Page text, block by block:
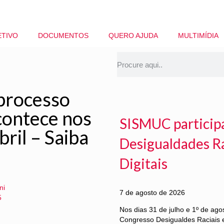
DOCUMENTOS QUERO AJUDA MULTIMÍDIA
nos
– Saiba
SISMUC
Desigualdades
Digitais
7 de agosto de 2026
Nos dias 31 de julho e 1º de
Congresso Desigualdes Raciais